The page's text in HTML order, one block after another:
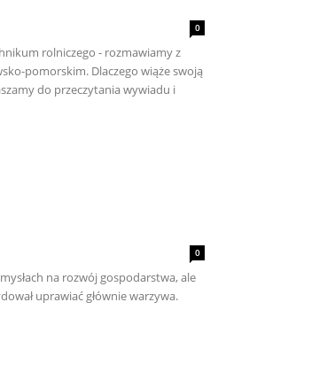
0
rolniczego - rozmawiamy z
pomorskim. Dlaczego wiąże swoją
do przeczytania wywiadu i
0
na rozwój gospodarstwa, ale
uprawiać głównie warzywa.